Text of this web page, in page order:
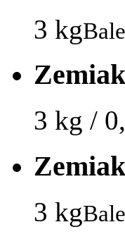
3 kg
3 kg /
3 kg